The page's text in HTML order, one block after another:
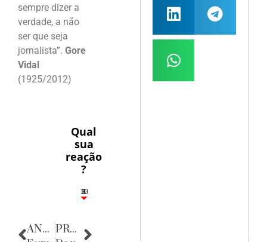
sempre dizer a
verdade, a não
ser que seja
jornalista”. Gore
Vidal
(1925/2012)
Qual
sua
reação
?
3
1
1
3
10
ANTERIOR PRÓXIMA